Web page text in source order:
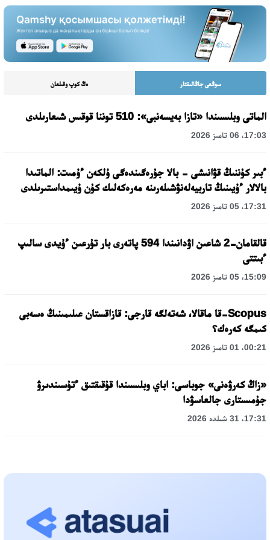
سوڭعى جاڭالىقتار ەڭ كوپ وقىلعان
الماتى وبلىسىندا «تازا بەيسەنبى»: 510 توننا قوقىس شىعارىلدى
17:03، 06 تامىز 2026
ءبىر كۇننىڭ قۋانىشى - بالا جۇرەگىندەگى ۇلكەن ءۇمىت: الماتىدا
بالالار ءۇيىنىڭ تاربيەلەنۋشىلەرىنە مەرەكەلىك كۇن ۇيىمداستىرىلدى
17:31، 05 تامىز 2026
قالقامان-2 شاعىن اۋدانىندا 594 پاتەرى بار تۇرعىن ءۇيدى سالىپ
ءبىتتى
15:09، 05 تامىز 2026
Scopus-قا ماقالا، شەتەلگە قارجى: قازاقستان عىلىمىنىڭ ەسەبى
كىمگە كەرەك؟
00:21، 01 تامىز 2026
«زاڭ كەرۋەنى» جوباسى: اباي وبلىسىندا قۇقىقتىق ءتۇسىندىرۋ
جۇمىستارى جالعاسۋدا
17:31، 31 شىلدە 2026
جوسپارلانۋدا
اسحات اسىلبەكوۆ: كۇشتى بيلىككە كۇشتى تۇلعالار كەرەك!